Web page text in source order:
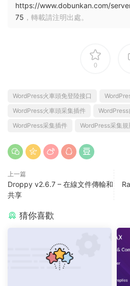
https://www.dobunkan.com/
75 ，轉載請注明出處。
0
WordPress火車頭免登陸接口
WordPress火車頭采集插件
WordPress采集插件
WordPress采集規
上一篇
Droppy v2.6.7 – 在線文件傳輸和
共享
猜你喜歡